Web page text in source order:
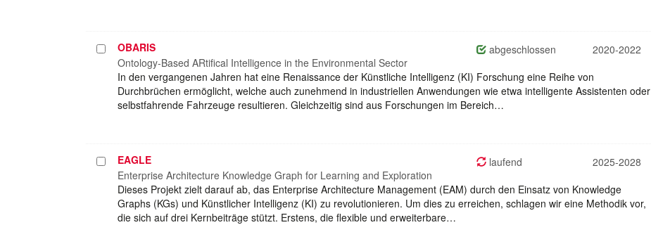
Projekt
auswählen
OBARIS abgeschlossen
2020-2022
Ontology-Based ARtifical Intelligence in the Environmental Sector
In den vergangenen Jahren hat eine Renaissance der Künstliche Intelligenz (KI) Forschung eine Reihe von
Durchbrüchen ermöglicht, welche auch zunehmend in industriellen Anwendungen wie etwa intelligente Assistenten oder
selbstfahrende Fahrzeuge resultieren. Gleichzeitig sind aus Forschungen im Bereich…
Projekt
auswählen
EAGLE laufend
2025-2028
Enterprise Architecture Knowledge Graph for Learning and Exploration
Dieses Projekt zielt darauf ab, das Enterprise Architecture Management (EAM) durch den Einsatz von Knowledge
Graphs (KGs) und Künstlicher Intelligenz (KI) zu revolutionieren. Um dies zu erreichen, schlagen wir eine Methodik vor,
die sich auf drei Kernbeiträge stützt. Erstens, die flexible und erweiterbare…